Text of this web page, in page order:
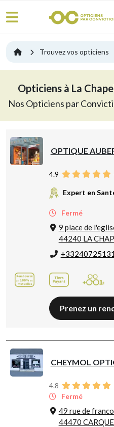
Trouvez vos opticiens
Opticiens à La
Nos Opticiens par
OPTIQUE
4.9
Expert en
Fermé
9 place de
44240 LA
+33240725131
Prenez un
CHEYMOL
4.8
Fermé
49 rue de
44470